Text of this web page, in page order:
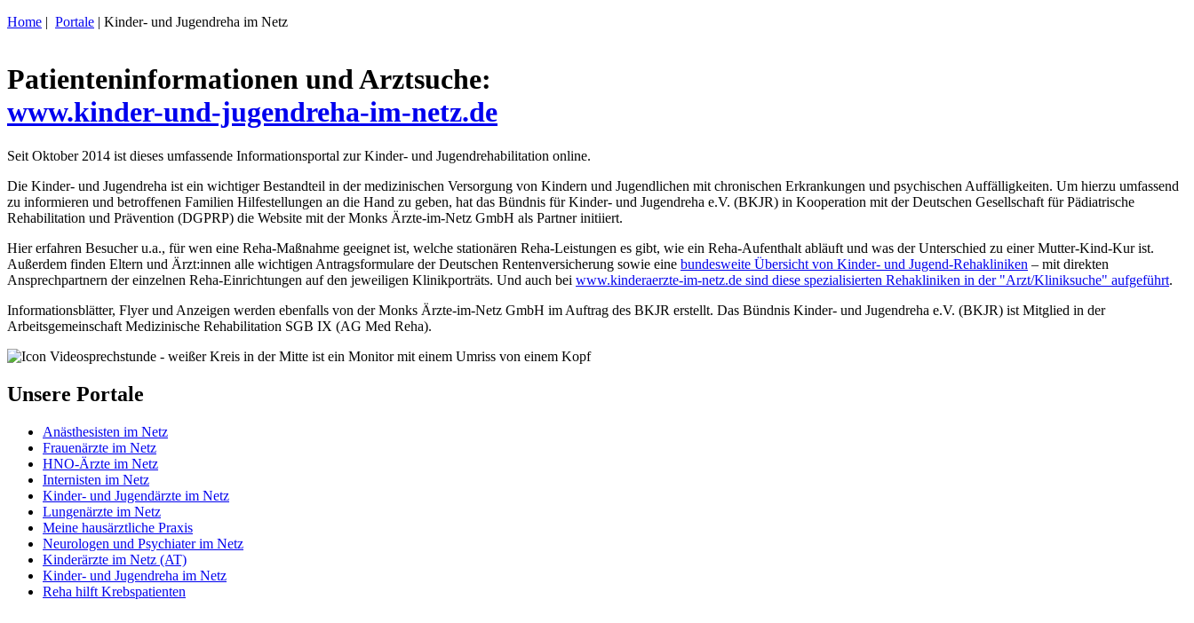
Home | Portale | Kinder- und Jugendreha im Netz
Patienten­informationen und Arztsuche:
www.kinder-und-jugendreha-im-netz.de
Seit Oktober 2014 ist dieses umfassende Informationsportal zur Kinder- und Jugendrehabilitation online.
Die Kinder- und Jugendreha ist ein wichtiger Bestandteil in der medizinischen Versorgung von Kindern und Jugendlichen mit chronischen Erkrankungen und psychischen Auffälligkeiten. Um hierzu umfassend
zu informieren und betroffenen Familien Hilfestellungen an die Hand zu geben, hat das Bündnis für Kinder- und Jugendreha e.V. (BKJR) in Kooperation mit der Deutschen Gesellschaft für Pädiatrische
Rehabilitation und Prävention (DGPRP) die Website mit der Monks Ärzte-im-Netz GmbH als Partner initiiert.
Hier erfahren Besucher u.a., für wen eine Reha-Maßnahme geeignet ist, welche stationären Reha-Leistungen es gibt, wie ein Reha-Aufenthalt abläuft und was der Unterschied zu einer Mutter-Kind-Kur ist.
Außerdem finden Eltern und Ärzt:innen alle wichtigen Antragsformulare der Deutschen Rentenversicherung sowie eine bundesweite Übersicht von Kinder- und Jugend-Rehakliniken – mit direkten
Ansprechpartnern der einzelnen Reha-Einrichtungen auf den jeweiligen Klinikporträts. Und auch bei www.kinderaerzte-im-netz.de sind diese spezialisierten Rehakliniken in der "Arzt/Kliniksuche" aufgeführt.
Informationsblätter, Flyer und Anzeigen werden ebenfalls von der Monks Ärzte-im-Netz GmbH im Auftrag des BKJR erstellt. Das Bündnis Kinder- und Jugendreha e.V. (BKJR) ist Mitglied in der
Arbeitsgemeinschaft Medizinische Rehabilitation SGB IX (AG Med Reha).
Unsere Portale
Anästhesisten im Netz
Frauenärzte im Netz
HNO-Ärzte im Netz
Internisten im Netz
Kinder- und Jugendärzte im Netz
Lungenärzte im Netz
Meine hausärztliche Praxis
Neurologen und Psychiater im Netz
Kinderärzte im Netz (AT)
Kinder- und Jugendreha im Netz
Reha hilft Krebspatienten